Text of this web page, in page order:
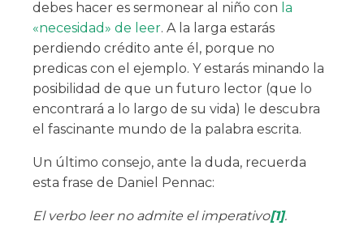
debes hacer es sermonear al niño con la
«necesidad» de leer. A la larga estarás
perdiendo crédito ante él, porque no
predicas con el ejemplo. Y estarás minando la
posibilidad de que un futuro lector (que lo
encontrará a lo largo de su vida) le descubra
el fascinante mundo de la palabra escrita.
Un último consejo, ante la duda, recuerda
esta frase de Daniel Pennac:
El verbo leer no admite el imperativo[1].